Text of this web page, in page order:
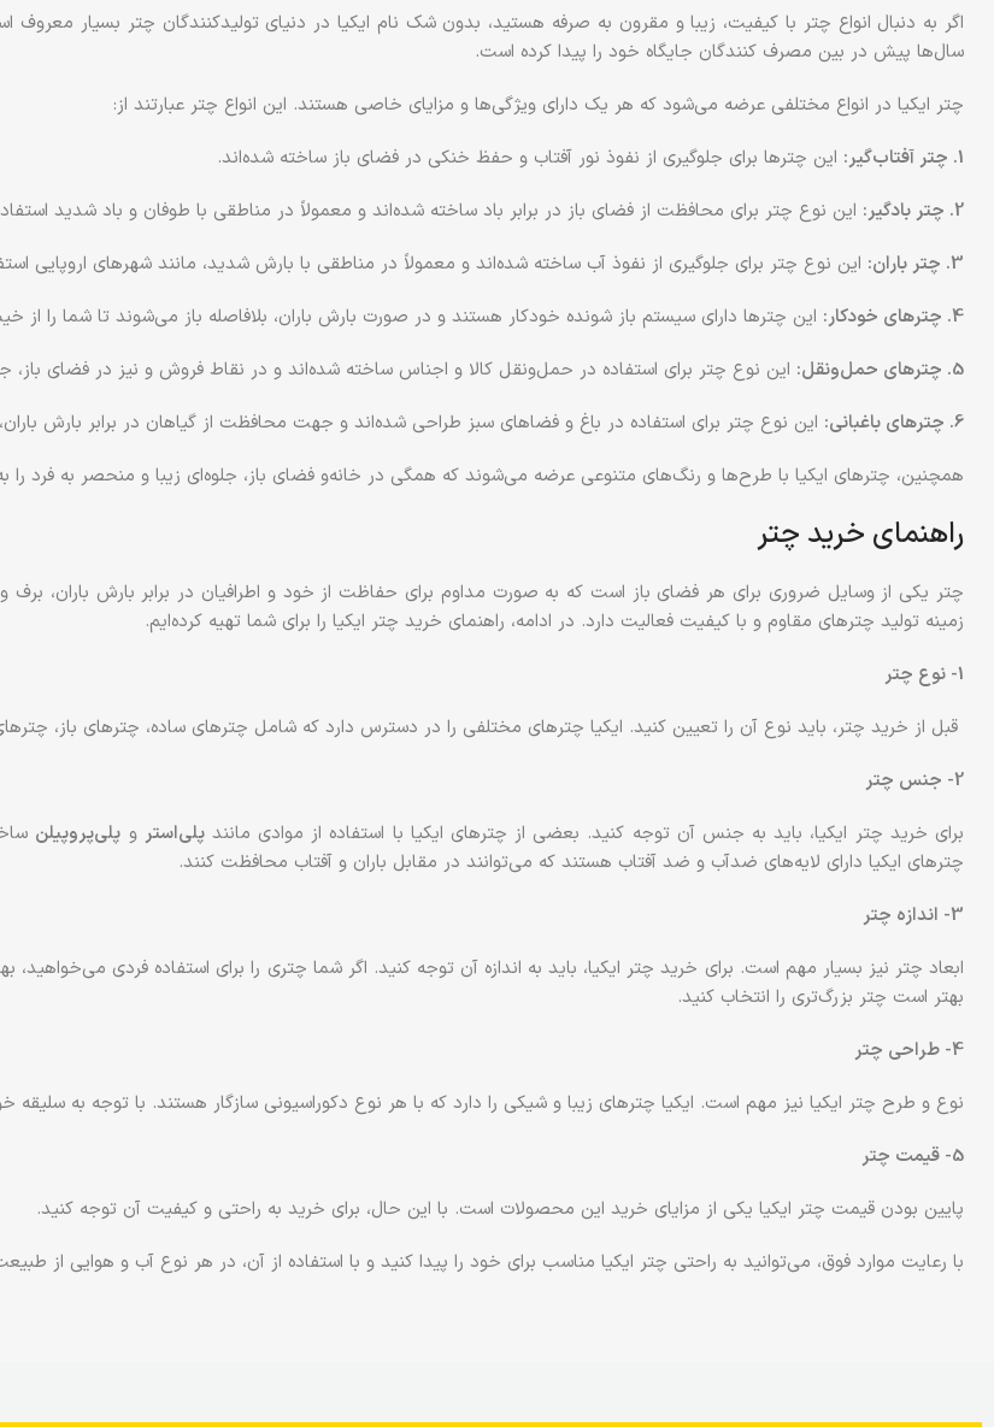
اگر به دنبال انواع چتر با کیفیت، زیبا و مقرون به صرفه هستید، بدون شک نام ایکیا در دنیای تولیدکنندگان چتر بسیار
سال‌ها پیش در بین مصرف کنندگان جایگاه خود را پیدا کرده است.
چتر ایکیا در انواع مختلفی عرضه می‌شود که هر یک دارای ویژگی‌ها و مزایای خاصی هستند. این انواع چتر عبارتند از:
1. چتر آفتاب‌گیر:
این چترها برای جلوگیری از نفوذ نور آفتاب و حفظ خنکی در فضای باز ساخته شده‌اند.
2. چتر بادگیر:
این نوع چتر برای محافظت از فضای باز در برابر باد ساخته شده‌اند و معمولاً در مناطقی با طوفان و باد شدید
3. چتر باران:
این نوع چتر برای جلوگیری از نفوذ آب ساخته شده‌اند و معمولاً در مناطقی با بارش شدید، مانند شهرهای اروپایی
4. چترهای خودکار:
این چترها دارای سیستم باز شونده خودکار هستند و در صورت بارش باران، بلافاصله باز می‌شوند تا شما را
5. چترهای حمل‌ونقل:
این نوع چتر برای استفاده در حمل‌ونقل کالا و اجناس ساخته شده‌اند و در نقاط فروش و نیز در فضای
6. چترهای باغبانی:
این نوع چتر برای استفاده در باغ و فضاهای سبز طراحی شده‌اند و جهت محافظت از گیاهان در برابر بارش باران،
همچنین، چترهای ایکیا با طرح‌ها و رنگ‌های متنوعی عرضه می‌شوند که همگی در خانه‌و فضای باز، جلوه‌ای زیبا و منحصر به فرد را به
راهنمای خرید چتر
چتر یکی از وسایل ضروری برای هر فضای باز است که به صورت مداوم برای حفاظت از خود و اطرافیان در برابر بارش باران، برف
زمینه تولید چترهای مقاوم و با کیفیت فعالیت دارد. در ادامه، راهنمای خرید چتر ایکیا را برای شما تهیه کرده‌ایم.
1- نوع چتر
قبل از خرید چتر، باید نوع آن را تعیین کنید. ایکیا چترهای مختلفی را در دسترس دارد که شامل چترهای ساده، چترهای باز،
2- جنس چتر
برای خرید چتر ایکیا، باید به جنس آن توجه کنید. بعضی از چترهای ایکیا با استفاده از موادی مانندپلی‌استر و پلی‌پروپیلن
چترهای ایکیا دارای لایه‌های ضدآب و ضد آفتاب هستند که می‌توانند در مقابل باران و آفتاب محافظت کنند.
3- اندازه چتر
ابعاد چتر نیز بسیار مهم است. برای خرید چتر ایکیا، باید به اندازه آن توجه کنید. اگر شما چتری را برای استفاده فردی
بهتر است چتر بزرگ‌تری را انتخاب کنید.
4- طراحی چتر
نوع و طرح چتر ایکیا نیز مهم است. ایکیا چترهای زیبا و شیکی را دارد که با هر نوع دکوراسیونی سازگار هستند. با توجه به
5- قیمت چتر
پایین بودن قیمت چتر ایکیا یکی از مزایای خرید این محصولات است. با این حال، برای خرید به راحتی و کیفیت آن توجه کنید.
با رعایت موارد فوق، می‌توانید به راحتی چتر ایکیا مناسب برای خود را پیدا کنید و با استفاده از آن، در هر نوع آب و هوایی از